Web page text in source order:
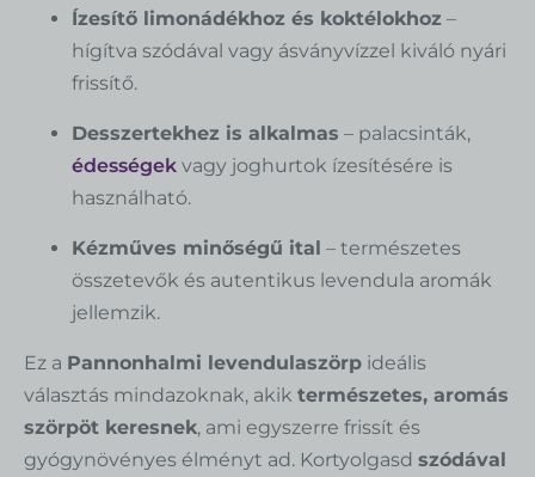
Ízesítő limonádékhoz és koktélokhoz –
hígítva szódával vagy ásványvízzel kiváló nyári
frissítő.
Desszertekhez is alkalmas – palacsinták,
édességek vagy joghurtok ízesítésére is
használható.
Kézműves minőségű ital – természetes
összetevők és autentikus levendula aromák
jellemzik.
Ez a Pannonhalmi levendulaszörp ideális
választás mindazoknak, akik természetes, aromás
szörpöt keresnek, ami egyszerre frissít és
gyógynövényes élményt ad. Kortyolgasd szódával